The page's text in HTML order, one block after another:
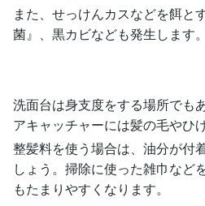
また、せっけんカスなどを餌と
菌』、黒カビなども発生します。
洗面台は身支度をする場所でも
アキャッチャーには髪の毛やひ
整髪料を使う場合は、油分が付
しょう。掃除に使った雑巾など
もたまりやすくなります。